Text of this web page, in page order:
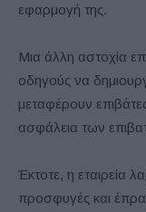
εφαρμογή της.
Μια άλλη αστοχία
οδηγούς να
μεταφέρουν
ασφάλεια των
Έκτοτε, η εταιρεία
προσφυγές και